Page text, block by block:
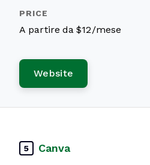
A partire da $12/mese
Website
5 Canva